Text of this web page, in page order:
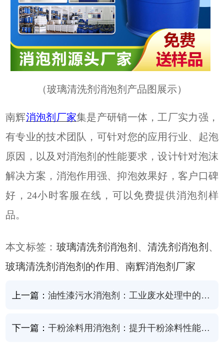
（玻璃清洗剂消泡剂产品图展示）
南辉消泡剂厂家集是产研销一体，工厂实力强，
有专业的技术团队，可针对您的应用行业、起泡
原因，以及对消泡剂的性能要求，设计针对泡沫
解决方案，消泡作用强、抑泡效果好，客户口碑
好， 24小时客服在线，可以免费提供消泡剂样
品。
本文标签： 玻璃清洗剂消泡剂 、清洗剂消泡剂 、
玻璃清洗剂消泡剂的作用 、南辉消泡剂厂家
上一篇： 油性漆污水消泡剂：工业废水处理中的环保卫士
下一篇： 干粉涂料用消泡剂：提升干粉涂料性能的关键助剂